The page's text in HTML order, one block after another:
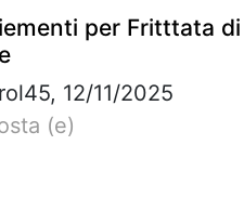
per Fritttata di
12/11/2025
(e)